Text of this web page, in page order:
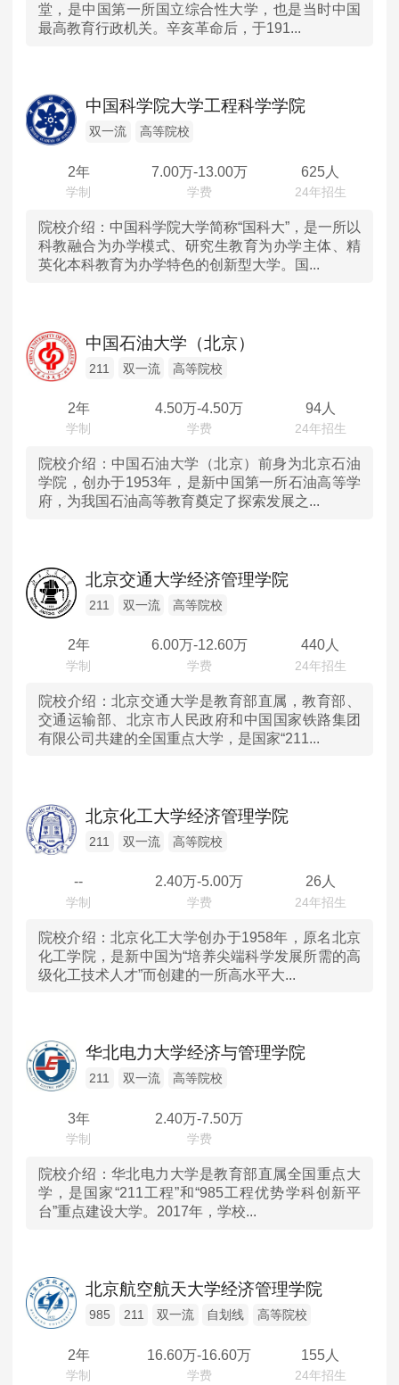
重庆
陕西
广西
贵州
甘肃
堂，是中国第一所国立综合性大学，也是当时中国
最高教育行政机关。辛亥革命后，于191...
中国科学院大学工程科学学院
双一流 高等院校
2年 7.00万-13.00万 625人
院校介绍： 中国科学院大学简称“国科大”，是一所以
科教融合为办学模式、研究生教育为办学主体、精
英化本科教育为办学特色的创新型大学。国...
中国石油大学（北京）
211 双一流 高等院校
2年 4.50万-4.50万 94人
院校介绍： 中国石油大学（北京）前身为北京石油
学院，创办于1953年，是新中国第一所石油高等学
府，为我国石油高等教育奠定了探索发展之...
北京交通大学经济管理学院
211 双一流 高等院校
2年 6.00万-12.60万 440人
院校介绍： 北京交通大学是教育部直属，教育部、
交通运输部、北京市人民政府和中国国家铁路集团
有限公司共建的全国重点大学，是国家“211...
北京化工大学经济管理学院
211 双一流 高等院校
-- 2.40万-5.00万 26人
院校介绍： 北京化工大学创办于1958年，原名北京
化工学院，是新中国为“培养尖端科学发展所需的高
级化工技术人才”而创建的一所高水平大...
华北电力大学经济与管理学院
211 双一流 高等院校
3年 2.40万-7.50万
院校介绍： 华北电力大学是教育部直属全国重点大
学，是国家“211工程”和“985工程优势学科创新平
台”重点建设大学。2017年，学校...
北京航空航天大学经济管理学院
985 211 双一流 自划线 高等院校
2年 16.60万-16.60万 155人